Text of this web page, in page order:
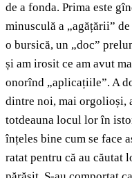
de a fonda. Prima este
minusculă a „agățării”
o bursică, un „doc”
și am irosit ce am avut
onorînd „aplicațiile”. A
dintre noi, mai orgolioși,
totdeauna locul lor în
înțeles bine cum se face
ratat pentru că au